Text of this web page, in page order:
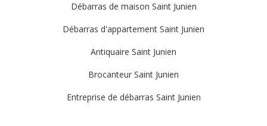
Débarras de maison Saint Junien
Débarras d'appartement Saint Junien
Antiquaire Saint Junien
Brocanteur Saint Junien
Entreprise de débarras Saint Junien